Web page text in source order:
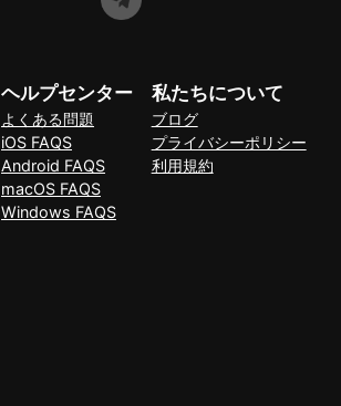
ヘルプセンター
よくある問題
iOS FAQS
Android FAQS
macOS FAQS
Windows FAQS
私たちについて
ブログ
プライバシーポリシー
利用規約